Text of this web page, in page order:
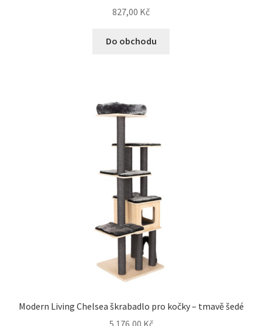
827,00 Kč
Do obchodu
Modern Living Chelsea škrabadlo pro kočky – tmavě šedé